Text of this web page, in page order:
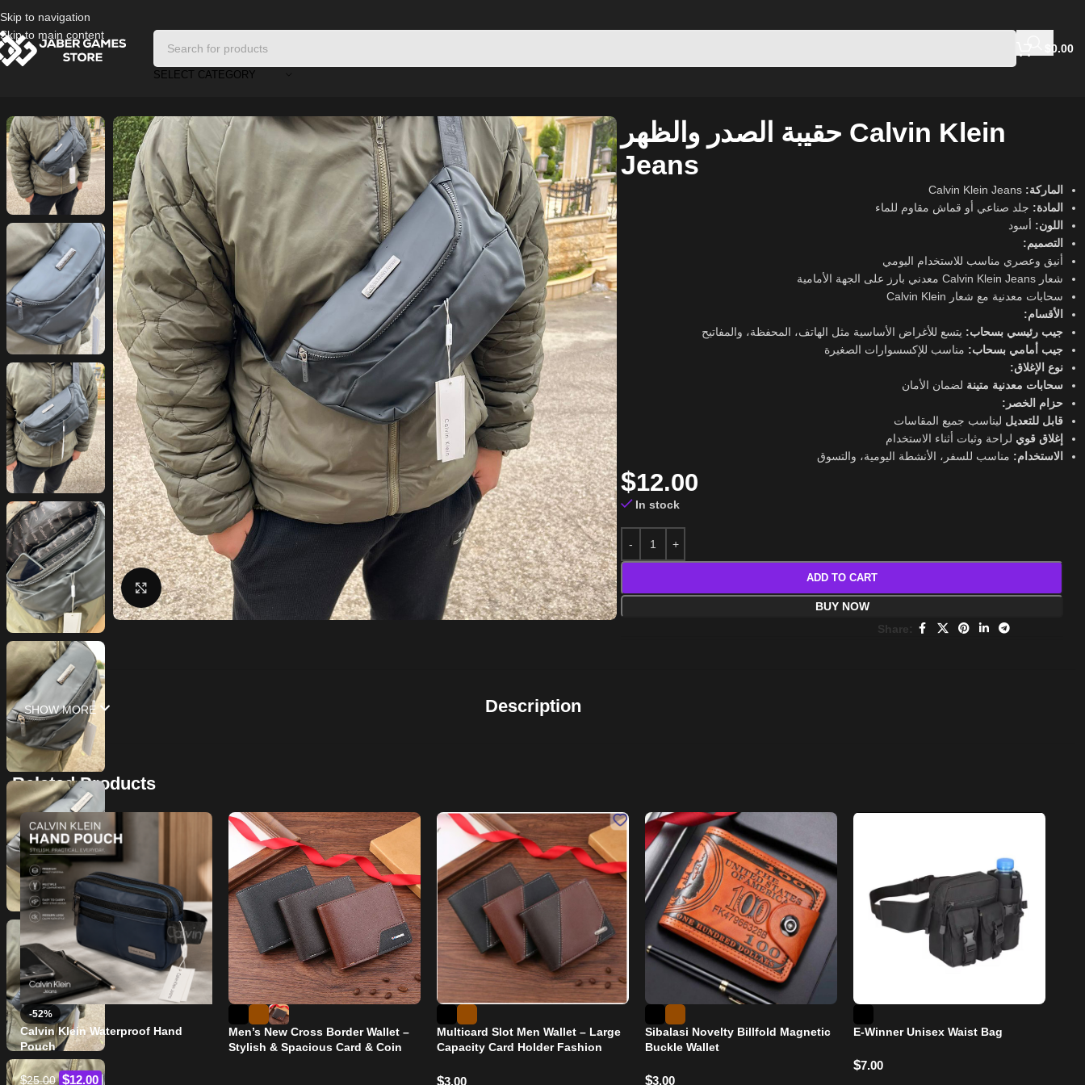
Skip to navigation
Skip to main content
SELECT CATEGORY
0.00
حقيبة الصدر والظهر Calvin Klein Jeans
Click to enlarge
حقيبة الصدر والظهر Calvin Klein
Jeans
الماركة: Calvin Klein Jeans
المادة: جلد صناعي أو قماش مقاوم للماء
اللون: أسود
التصميم:
أنيق وعصري مناسب للاستخدام اليومي
شعار Calvin Klein Jeans معدني بارز على الجهة الأمامية
سحابات معدنية مع شعار Calvin Klein
الأقسام:
جيب رئيسي بسحاب: يتسع للأغراض الأساسية مثل الهاتف، المحفظة، والمفاتيح
جيب أمامي بسحاب: مناسب للإكسسوارات الصغيرة
نوع الإغلاق:
سحابات معدنية متينة لضمان الأمان
حزام الخصر:
قابل للتعديل ليناسب جميع المقاسات
إغلاق قوي لراحة وثبات أثناء الاستخدام
الاستخدام: مناسب للسفر، الأنشطة اليومية، والتسوق
$12.00
In stock
ADD TO CART
BUY NOW
Share:
Description
SHOW MORE
Related Products
-52%
Calvin Klein Waterproof Hand
Pouch
$25.00 $12.00
Men’s New Cross Border Wallet –
Stylish & Spacious Card & Coin
Multicard Slot Men Wallet – Large
Capacity Card Holder Fashion
$3.00
Sibalasi Novelty Billfold Magnetic
Buckle Wallet
$3.00
E-Winner Unisex Waist Bag
$7.00